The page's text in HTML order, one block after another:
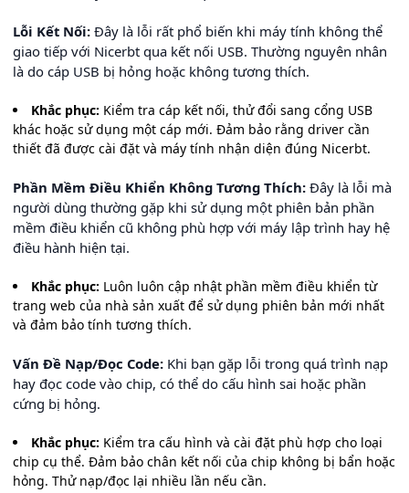
Lỗi Kết Nối: Đây là lỗi rất phổ biến khi máy tính không thể
giao tiếp với Nicerbt qua kết nối USB. Thường nguyên nhân
là do cáp USB bị hỏng hoặc không tương thích.
Khắc phục: Kiểm tra cáp kết nối, thử đổi sang cổng USB
khác hoặc sử dụng một cáp mới. Đảm bảo rằng driver cần
thiết đã được cài đặt và máy tính nhận diện đúng Nicerbt.
Phần Mềm Điều Khiển Không Tương Thích: Đây là lỗi mà
người dùng thường gặp khi sử dụng một phiên bản phần
mềm điều khiển cũ không phù hợp với máy lập trình hay hệ
điều hành hiện tại.
Khắc phục: Luôn luôn cập nhật phần mềm điều khiển từ
trang web của nhà sản xuất để sử dụng phiên bản mới nhất
và đảm bảo tính tương thích.
Vấn Đề Nạp/Đọc Code: Khi bạn gặp lỗi trong quá trình nạp
hay đọc code vào chip, có thể do cấu hình sai hoặc phần
cứng bị hỏng.
Khắc phục: Kiểm tra cấu hình và cài đặt phù hợp cho loại
chip cụ thể. Đảm bảo chân kết nối của chip không bị bẩn hoặc
hỏng. Thử nạp/đọc lại nhiều lần nếu cần.